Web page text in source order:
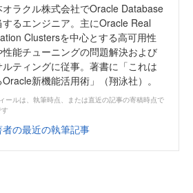
ラクル株式会社でOracle Database
するエンジニア。主にOracle Real
Clustersを中心とする高可用性
能チューニングの問題解決および
ルティングに従事。著書に「これは
新機能活用術」（翔泳社）。
ールは、執筆時点、または直近の記事の寄稿時点で
者の最近の執筆記事